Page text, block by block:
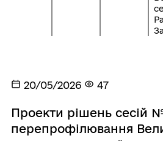
20/05/2026 47
Проекти рішень сесій
перепрофілювання